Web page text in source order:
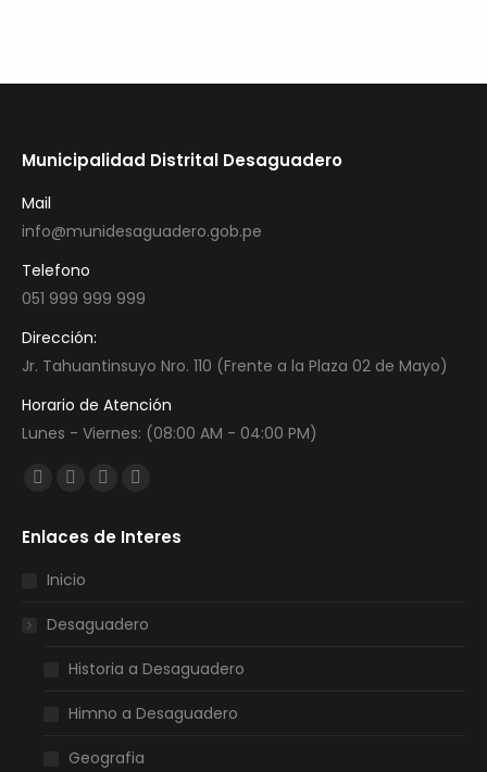
Municipalidad Distrital Desaguadero
Mail
info@munidesaguadero.gob.pe
Telefono
051 999 999 999
Dirección:
Jr. Tahuantinsuyo Nro. 110 (Frente a la Plaza 02 de Mayo)
Horario de Atención
Lunes - Viernes: (08:00 AM - 04:00 PM)
Encuéntranos en:
Facebook
opens
in
window
Twitter
opens
in
window
YouTube
opens
window
Instagram
opens
window
Enlaces de Interes
Inicio
Desaguadero
Historia a Desaguadero
Himno a Desaguadero
Geografia